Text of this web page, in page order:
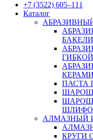
+7 (3522) 605‒111
Каталог
ПАСТА
АЛМАЗНЫЙ
КРУГИ